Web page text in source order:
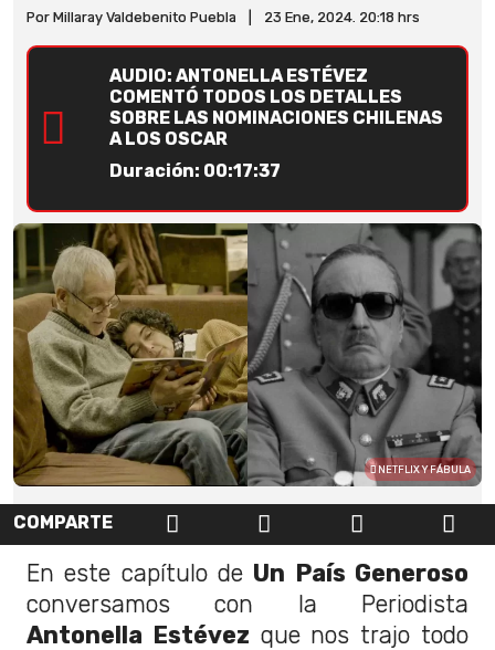
Por Millaray Valdebenito Puebla 23 Ene, 2024. 20:18 hrs
AUDIO: ANTONELLA ESTÉVEZ
COMENTÓ TODOS LOS DETALLES
SOBRE LAS NOMINACIONES CHILENAS
A LOS OSCAR
Duración: 00:17:37
NETFLIX Y FÁBULA
COMPARTE
En este capítulo de Un País Generoso
conversamos con la Periodista
Antonella Estévez que nos trajo todo